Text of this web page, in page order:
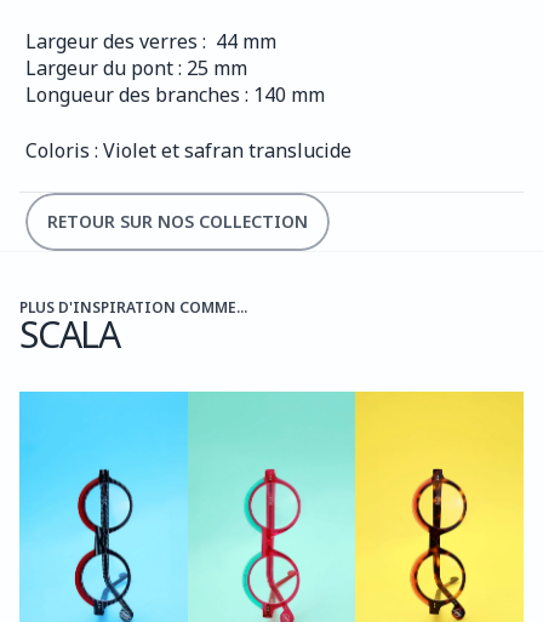
Largeur des verres :  44 mm
Largeur du pont : 25 mm
Longueur des branches : 140 mm
Coloris : Violet et safran translucide
RETOUR SUR NOS COLLECTION
PLUS D'INSPIRATION COMME...
SCALA